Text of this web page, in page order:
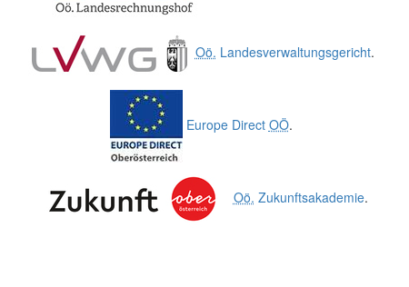
Oö. Landesverwaltungsgericht.
Europe Direct OÖ.
Oö. Zukunftsakademie.